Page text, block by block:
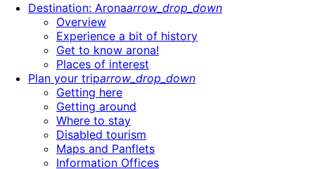
Destination: Aronaarrow_drop_down
Overview
Experience a bit of history
Get to know arona!
Places of interest
Plan your triparrow_drop_down
Getting here
Getting around
Where to stay
Disabled tourism
Maps and Panflets
Information Offices